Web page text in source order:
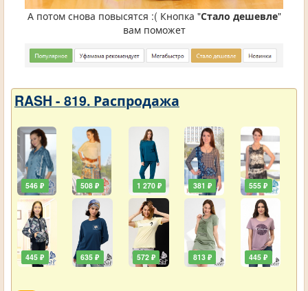
А потом снова повысятся :( Кнопка "Стало дешевле"
вам поможет
RASH - 819. Распродажа
546 ₽
445 ₽
508 ₽
635 ₽
1 270 ₽
572 ₽
381 ₽
813 ₽
555 ₽
445 ₽